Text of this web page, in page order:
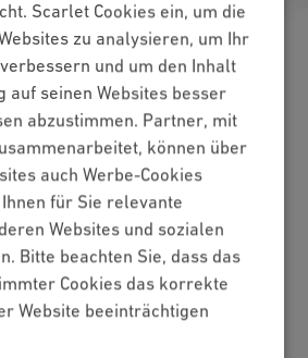
Scarlet Cookies ein, um die
zu analysieren, um Ihr
und um den Inhalt
auf seinen Websites besser
abzustimmen. Partner, mit
können über
auch Werbe-Cookies
für Sie relevante
Websites und sozialen
Bitte beachten Sie, dass das
Cookies das korrekte
Website beeinträchtigen
MyScarlet
man die MyScarlet-App herunter?
Packs
+ Mobilfunk
+ TV + Mobilfunk
+ TV + Festnetz
Fernsehen